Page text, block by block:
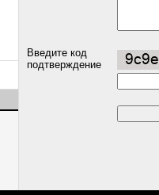
Введите код
подтверждение